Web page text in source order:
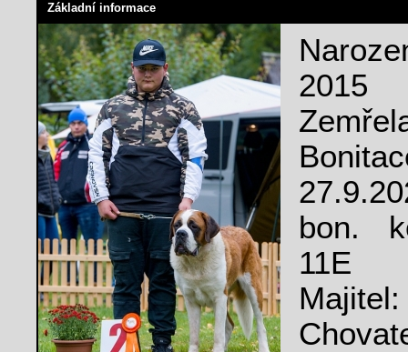
Základní informace
2015
bon.
11E
Majitel: